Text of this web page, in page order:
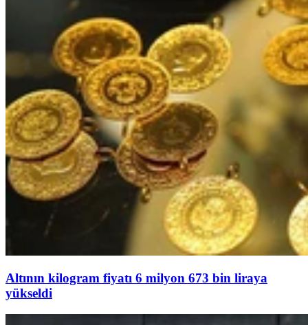
Altının kilogram fiyatı 6 milyon 673 bin liraya
yükseldi